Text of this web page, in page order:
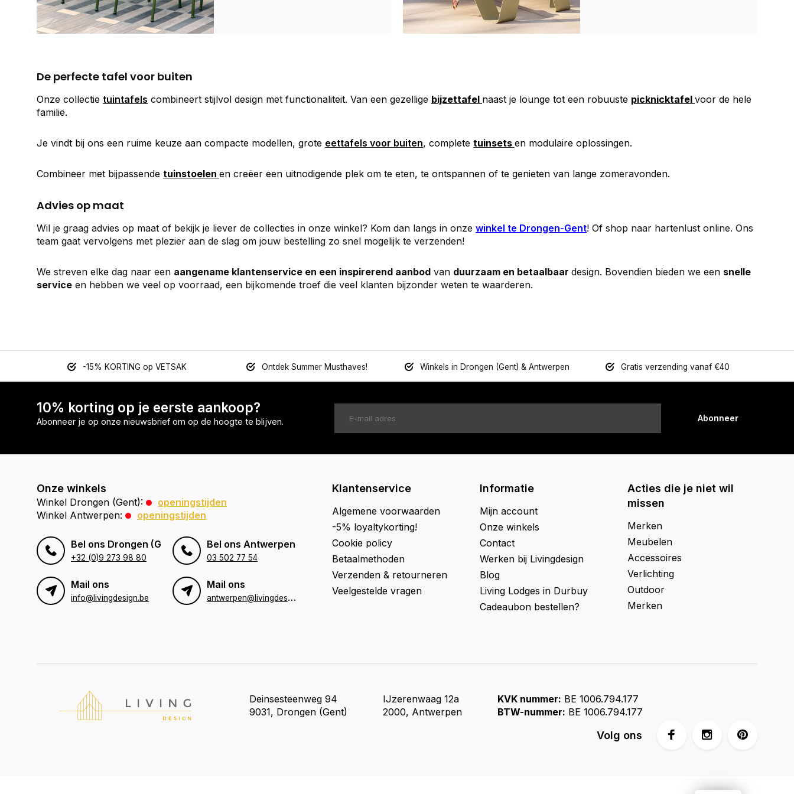
De perfecte tafel voor buiten
Onze collectie tuintafels combineert stijlvol design met functionaliteit. Van een gezellige bijzettafel naast je lounge tot een robuuste picknicktafel voor de hele
familie.
Je vindt bij ons een ruime keuze aan compacte modellen, grote eettafels voor buiten, complete tuinsets en modulaire oplossingen.
Combineer met bijpassende tuinstoelen en creëer een uitnodigende plek om te eten, te ontspannen of te genieten van lange zomeravonden.
Advies op maat
Wil je graag advies op maat of bekijk je liever de collecties in onze winkel? Kom dan langs in onze winkel te Drongen-Gent! Of shop naar hartenlust online. Ons
team gaat vervolgens met plezier aan de slag om jouw bestelling zo snel mogelijk te verzenden!
We streven elke dag naar een aangename klantenservice en een inspirerend aanbod van duurzaam en betaalbaar design. Bovendien bieden we een snelle
service en hebben we veel op voorraad, een bijkomende troef die veel klanten bijzonder weten te waarderen.
-15% KORTING op VETSAK Ontdek Summer Musthaves! Winkels in Drongen (Gent) & Antwerpen Gratis verzending vanaf €40
10% korting op je eerste aankoop?
Abonneer je op onze nieuwsbrief om op de hoogte te blijven. Abonneer
Onze winkels
Winkel Drongen (Gent):
openingstijden
Winkel Antwerpen:
openingstijden
Bel ons Drongen (Gent)
+32 (0)9 273 98 80
Bel ons Antwerpen
03 502 77 54
Mail ons
info@livingdesign.be
Mail ons
a
ntwerpen@livingdesign.be
Klantenservice
Algemene voorwaarden
-5% loyaltykorting!
Cookie policy
Betaalmethoden
Verzenden & retourneren
Veelgestelde vragen
Informatie
Mijn account
Onze winkels
Contact
Werken bij Livingdesign
Blog
Living Lodges in Durbuy
Cadeaubon bestellen?
Acties die je niet wil
missen
Merken
Meubelen
Accessoires
Verlichting
Outdoor
Merken
Deinsesteenweg 94
9031, Drongen (Gent)
IJzerenwaag 12a
2000, Antwerpen
KVK nummer: BE 1006.794.177
BTW-nummer: BE 1006.794.177
Volg ons